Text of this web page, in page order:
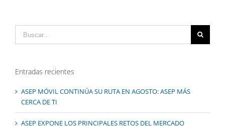
Entradas recientes
ASEP MÓVIL CONTINÚA SU RUTA EN AGOSTO: ASEP MÁS
CERCA DE TI
ASEP EXPONE LOS PRINCIPALES RETOS DEL MERCADO